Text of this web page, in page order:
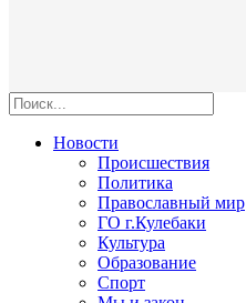
Новости
Происшествия
Политика
Православный мир
ГО г.Кулебаки
Культура
Образование
Спорт